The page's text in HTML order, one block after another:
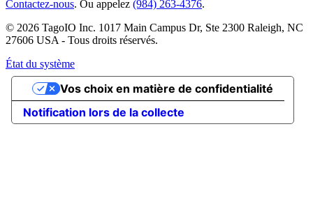
Contactez-nous. Ou appelez (984) 263-4376.
© 2026 TagoIO Inc. 1017 Main Campus Dr, Ste 2300 Raleigh, NC
27606 USA - Tous droits réservés.
État du système
Notification lors de la collecte
Vos choix en matière de confidentialité